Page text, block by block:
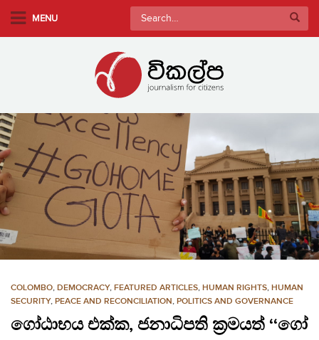
m
a
i
n
c
o
t
e
MENU
Search
for:
COLOMBO, DEMOCRACY, FEATURED ARTICLES, HUMAN RIGHTS, HUMAN
SECURITY, PEACE AND RECONCILIATION, POLITICS AND GOVERNANCE
ගෝඨාභය එක්ක, ජනාධිපති ක්‍රමයත් ‘‘ගෝ